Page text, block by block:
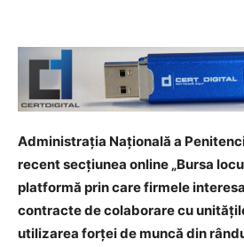
Administrația Națională a
recent secțiunea online „Bursa
platformă prin care firmele
contracte de colaborare cu
utilizarea forței de muncă din